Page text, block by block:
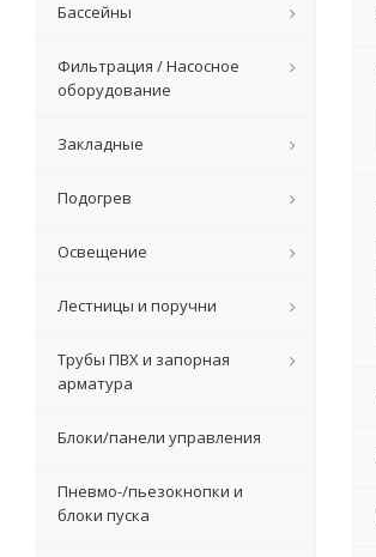
Бассейны
Фильтрация / Насосное
оборудование
Закладные
Подогрев
Освещение
Лестницы и поручни
Трубы ПВХ и запорная
арматура
Блоки/панели управления
Пневмо-/пьезокнопки и
блоки пуска